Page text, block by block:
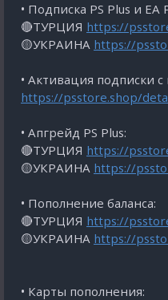
• Подписка PS Plus и EA
🔴ТУРЦИЯ https://
🟡УКРАИНА https://
• Активация подписки с
https://psstore.shop/
• Апгрейд PS Plus:
🔴ТУРЦИЯ https://
🟡УКРАИНА https://
• Пополнение баланса:
🔴ТУРЦИЯ https://
🟡УКРАИНА https://
• Карты пополнения: